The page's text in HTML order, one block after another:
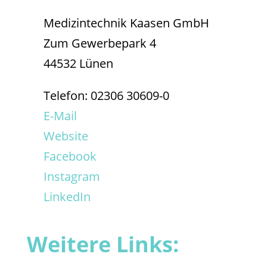
Medizintechnik Kaasen GmbH
Zum Gewerbepark 4
44532 Lünen
Telefon: 02306 30609-0
E-Mail
Website
Facebook
Instagram
LinkedIn
Weitere Links: